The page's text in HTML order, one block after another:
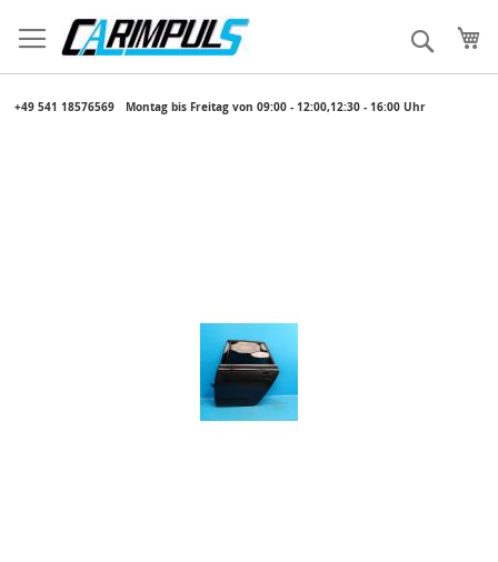
zum
Inhalt
​ +49 541 18576569 ​ Montag bis Freitag von 09:00 - 12:00,12:30 - 16:00 Uhr
Suche